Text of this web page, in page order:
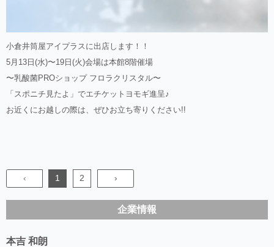
小倉井筒屋アイプラスに出店します！！
5月13日(水)〜19日(火)会場は本館8階催場
〜乳酸菌PROショップ フロラクリスタル〜
「スポニチ見たよ」でエチケットヨモギ進呈♪
お近くにお越しの際は、ぜひお立ち寄りください!!
‹ 1 2 ›
企業情報
本吉 和朗